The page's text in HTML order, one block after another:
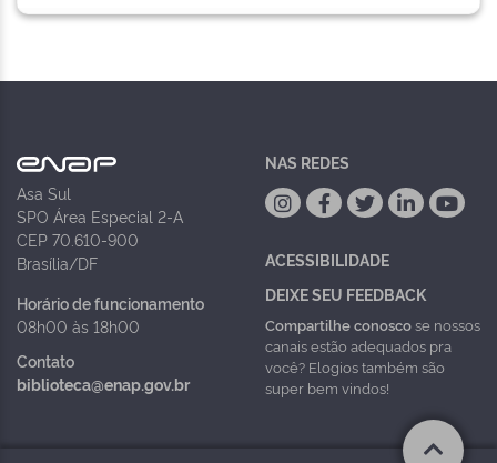
Asa Sul
SPO Área Especial 2-A
CEP 70.610-900
Brasília/DF
Horário de funcionamento
08h00 às 18h00
Contato
biblioteca@enap.gov.br
NAS REDES
ACESSIBILIDADE
DEIXE SEU FEEDBACK
Compartilhe conoscose nossos
canais estão adequados pra
você? Elogios também são
super bem vindos!